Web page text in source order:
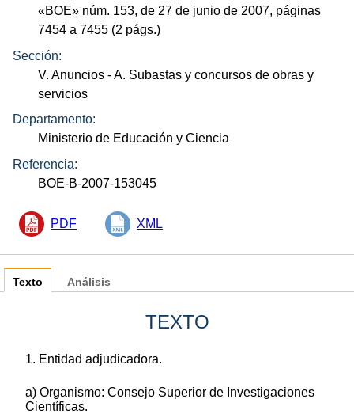
«BOE» núm. 153, de 27 de junio de 2007, páginas
7454 a 7455 (2 págs.)
Sección:
V. Anuncios - A. Subastas y concursos de obras y
servicios
Departamento:
Ministerio de Educación y Ciencia
Referencia:
BOE-B-2007-153045
PDF XML
Texto
TEXTO
1. Entidad adjudicadora.
a) Organismo: Consejo Superior de Investigaciones
Científicas.
Análisis